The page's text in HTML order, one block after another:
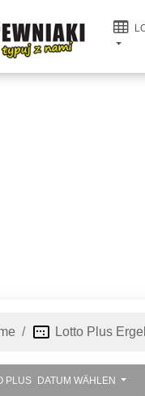
image_aspect_ratio Lotto Plus
PLUS DATUM WÄHLEN